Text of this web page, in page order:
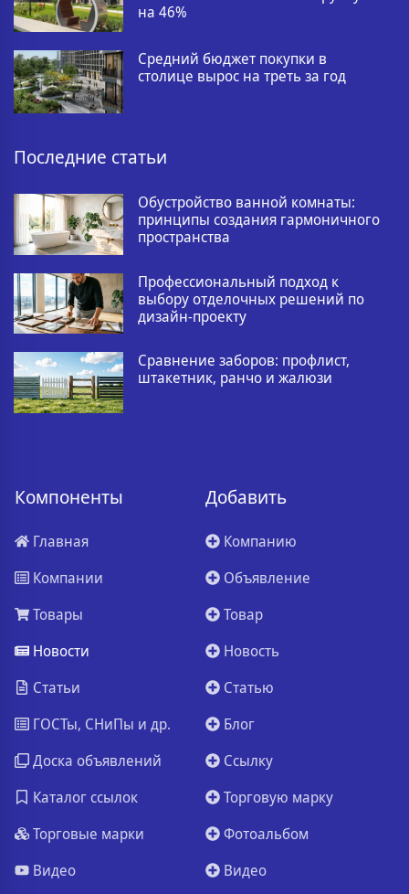
на 46%
Средний бюджет покупки в
столице вырос на треть за год
Последние статьи
Обустройство ванной комнаты:
принципы создания гармоничного
пространства
Профессиональный подход к
выбору отделочных решений по
дизайн-проекту
Сравнение заборов: профлист,
штакетник, ранчо и жалюзи
Компоненты
Главная
Компании
Товары
Новости
Статьи
ГОСТы, СНиПы и др.
Доска объявлений
Каталог ссылок
Торговые марки
Видео
Добавить
Компанию
Объявление
Товар
Новость
Статью
Блог
Ссылку
Торговую марку
Фотоальбом
Видео